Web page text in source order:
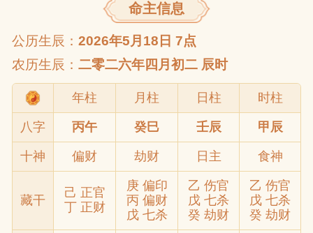
网
命主信息
公历生辰： 2026年5月18日 7点
农历生辰： 二零二六年四月初二 辰时
年柱 月柱 日柱 时柱
八字 丙午 癸巳 壬辰 甲辰
十神 偏财 劫财 日主 食神
藏干
己 正官
丁 正财
庚 偏印
丙 偏财
戊 七杀
乙 伤官
戊 七杀
癸 劫财
乙 伤官
戊 七杀
癸 劫财